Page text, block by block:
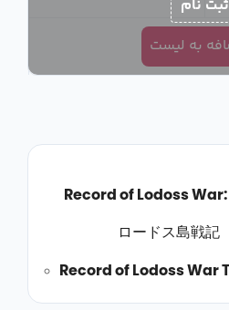
به لیست
ثبت نام
Record of Lodoss
ロードス島戦
Record of Lodoss War